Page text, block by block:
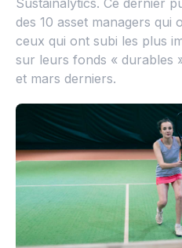
Sustainalytics. Ce dernier
des 10 asset managers qui
ceux qui ont subi les plus
sur leurs fonds « durables
et mars derniers.